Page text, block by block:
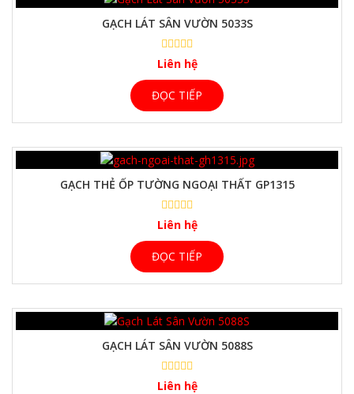
GẠCH LÁT SÂN VƯỜN 5033S
Liên hệ
ĐỌC TIẾP
GẠCH THẺ ỐP TƯỜNG NGOẠI THẤT GP1315
Liên hệ
ĐỌC TIẾP
GẠCH LÁT SÂN VƯỜN 5088S
Liên hệ